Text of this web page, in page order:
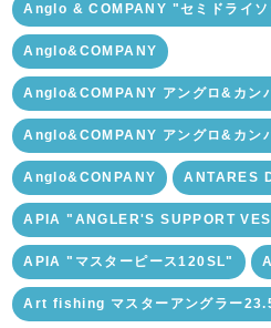
Anglo & COMPANY "セミドライソ
Anglo&COMPANY
Anglo&COMPANY アングロ&カン
Anglo&COMPANY アングロ&カン
Anglo&CONPANY ANTARES
APIA "ANGLER'S SUPPORT
APIA "マスターピース120SL"
Art fishing マスターアングラー